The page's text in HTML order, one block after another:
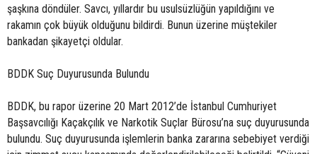
şaşkına döndüler. Savcı, yıllardır bu usulsüzlüğün yapıldığını ve
rakamın çok büyük olduğunu bildirdi. Bunun üzerine müştekiler
bankadan şikayetçi oldular.
BDDK Suç Duyurusunda Bulundu
BDDK, bu rapor üzerine 20 Mart 2012’de İstanbul Cumhuriyet
Başsavcılığı Kaçakçılık ve Narkotik Suçlar Bürosu’na suç duyurusunda
bulundu. Suç duyurusunda işlemlerin banka zararına sebebiyet verdiği